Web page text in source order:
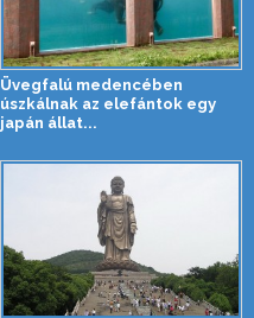
Üvegfalú medencében
úszkálnak az elefántok egy
japán állat...